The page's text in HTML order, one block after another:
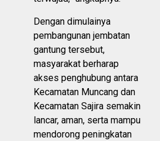
Dengan dimulainya
pembangunan jembatan
gantung tersebut,
masyarakat berharap
akses penghubung antara
Kecamatan Muncang dan
Kecamatan Sajira semakin
lancar, aman, serta mampu
mendorong peningkatan